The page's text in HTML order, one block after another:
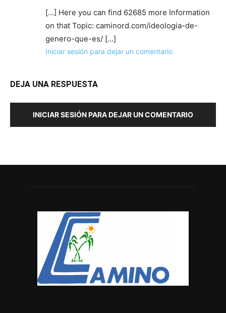
[…] Here you can find 62685 more Information
on that Topic: caminord.com/ideologia-de-
genero-que-es/ […]
Iniciar sesión para dejar un comentario
DEJA UNA RESPUESTA
INICIAR SESIÓN PARA DEJAR UN COMENTARIO